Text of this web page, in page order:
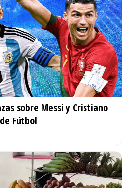
sobre Messi y Cristiano
Fútbol